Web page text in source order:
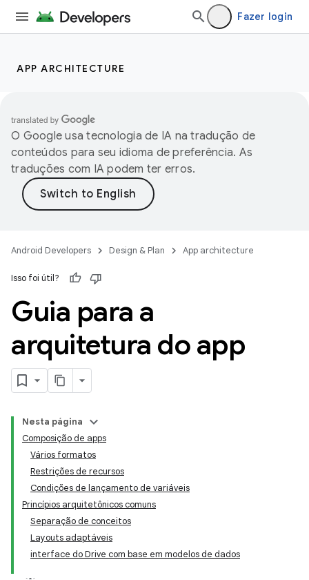
Fazer login
APP ARCHITECTURE
O Google usa tecnologia de IA na tradução de
conteúdos para seu idioma de preferência. As
traduções com IA podem ter erros.
Android Developers Design & Plan App architecture
Isso foi útil?
Guia para a
arquitetura do app
Nesta página
Composição de apps
Vários formatos
Restrições de recursos
Condições de lançamento de variáveis
Princípios arquitetônicos comuns
Separação de conceitos
Layouts adaptáveis
interface do Drive com base em modelos de dados